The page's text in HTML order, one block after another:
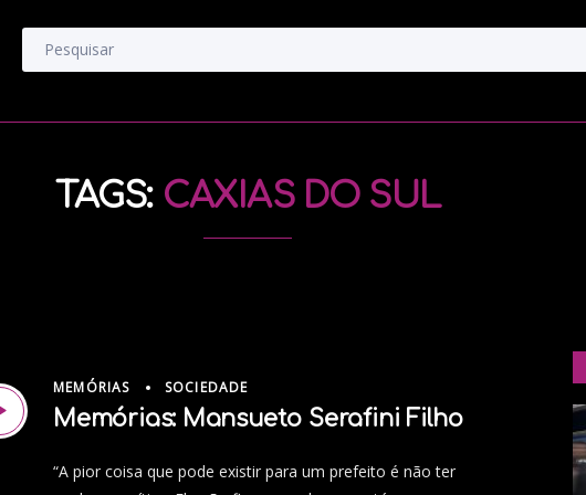
TAGS: CAXIAS DO SUL
MEMÓRIAS SOCIEDADE
Memórias: Mansueto Serafini Filho
“A pior coisa que pode existir para um prefeito é não ter